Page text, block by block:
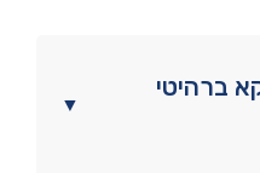
▼
ברהיטי